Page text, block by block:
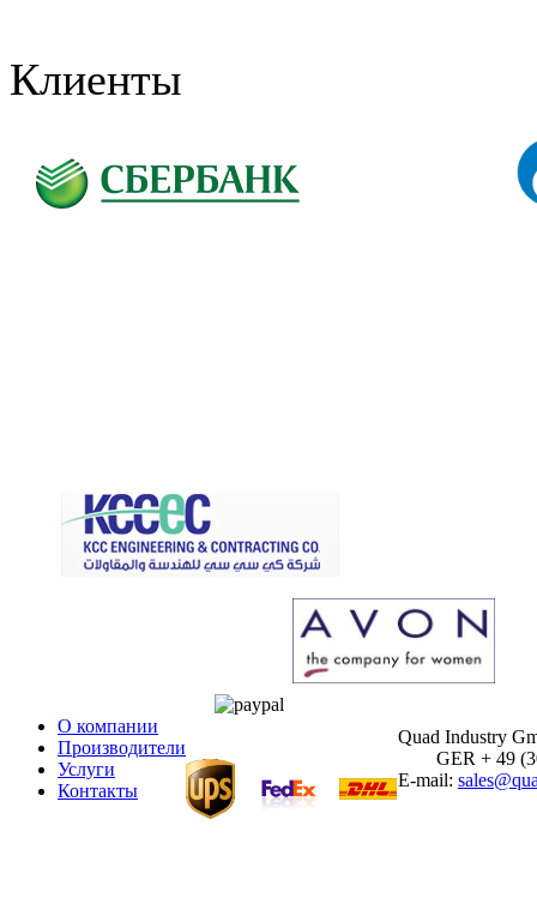
Клиенты
О компании
Производители
Услуги
Контакты
Quad Industry
GER + 49
E-mail: